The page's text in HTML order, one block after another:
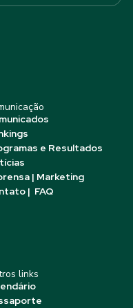
e Resultados
| Marketing
| FAQ
links